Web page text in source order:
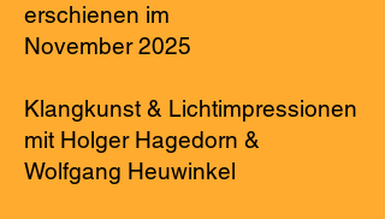
erschienen im
November 2025
Klangkunst & Lichtimpressionen
mit Holger Hagedorn &
Wolfgang Heuwinkel